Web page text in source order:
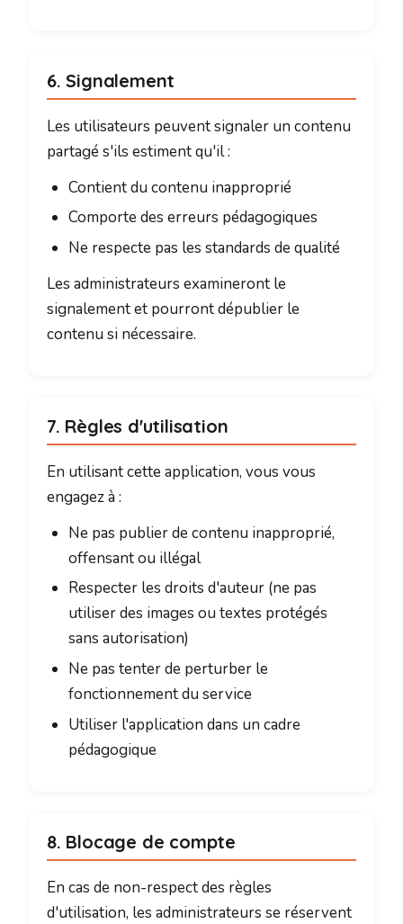
6. Signalement
Les utilisateurs peuvent signaler un contenu
partagé s'ils estiment qu'il :
Contient du contenu inapproprié
Comporte des erreurs pédagogiques
Ne respecte pas les standards de qualité
Les administrateurs examineront le
signalement et pourront dépublier le
contenu si nécessaire.
7. Règles d'utilisation
En utilisant cette application, vous vous
engagez à :
Ne pas publier de contenu inapproprié,
offensant ou illégal
Respecter les droits d'auteur (ne pas
utiliser des images ou textes protégés
sans autorisation)
Ne pas tenter de perturber le
fonctionnement du service
Utiliser l'application dans un cadre
pédagogique
8. Blocage de compte
En cas de non-respect des règles
d'utilisation, les administrateurs se réservent